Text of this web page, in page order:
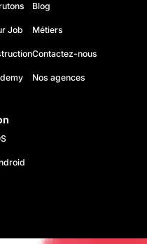
Job
Blog
Métiers
Contactez-nous
Nos agences